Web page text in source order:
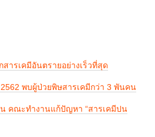
สารเคมีอันตรายอย่างเร็วที่สุด
พบผู้ป่วยพิษสารเคมีกว่า 3 พันคน
คณะทำงานแก้ปัญหา “สารเคมีปน